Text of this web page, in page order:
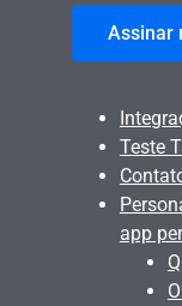
Assinar
Teste
app